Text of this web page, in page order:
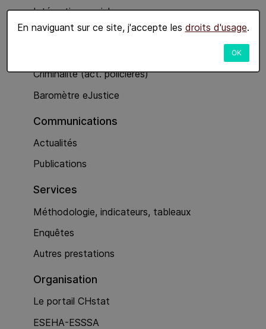
En naviguant sur ce site, j'accepte les droits d'usage.
OK
Intégration sociale
Economie
Criminalité (act. policières)
Baromètre eJustice
Communications
Actualités
Publications
Services
Méthodologie, indicateurs, tableaux
Enquêtes
Autres prestations
Organisation
Le portail CHstat
ESEHA-ESSSA